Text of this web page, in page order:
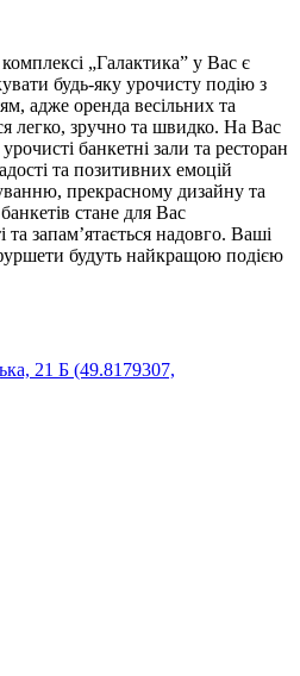
„Галактика” у Вас є
будь-яку урочисту подію з
адже оренда весільних та
легко, зручно та швидко. На Вас
банкетні зали та ресторан
та позитивних емоцій
прекрасному дизайну та
стане для Вас
запам’ятається надовго. Ваші
будуть найкращою подією
21 Б (49.8179307,